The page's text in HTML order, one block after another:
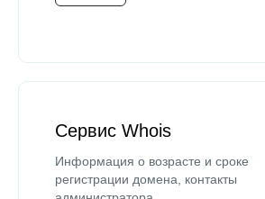
Сервис Whois
Информация о возрасте и сроке
регистрации домена, контакты